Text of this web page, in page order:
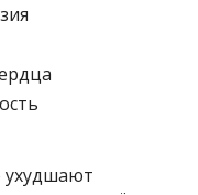
ухудшают